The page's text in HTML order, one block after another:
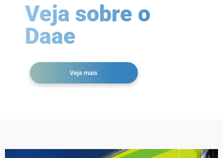
Veja sobre o
Daae
Veja mais